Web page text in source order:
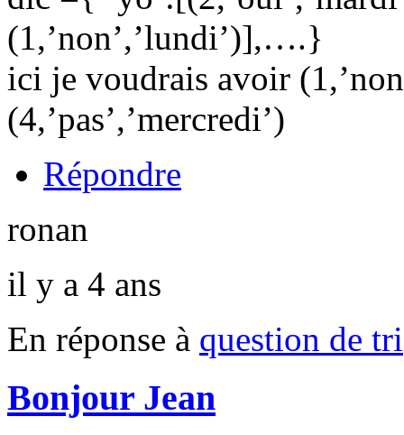
(1,’non’,’lundi’)],….}
ici je voudrais avoir
(4,’pas’,’mercredi’)
Répondre
ronan
il y a 4 ans
En réponse à question de tri
Bonjour Jean